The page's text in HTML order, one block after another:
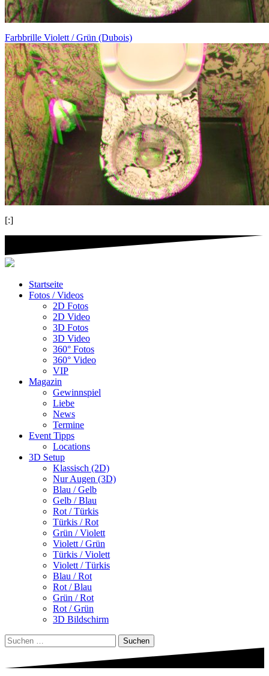
Farbbrille Violett / Grün (Dubois)
[:]
Startseite
Fotos / Videos
2D Fotos
2D Video
3D Fotos
3D Video
360° Fotos
360° Video
VIP
Magazin
Gewinnspiel
Liebe
News
Termine
Event Tipps
Locations
3D Setup
Klassisch (2D)
Nur Augen (3D)
Blau / Gelb
Gelb / Blau
Rot / Türkis
Türkis / Rot
Grün / Violett
Violett / Grün
Türkis / Violett
Violett / Türkis
Blau / Rot
Rot / Blau
Grün / Rot
Rot / Grün
3D Bildschirm
Suchen
nach: